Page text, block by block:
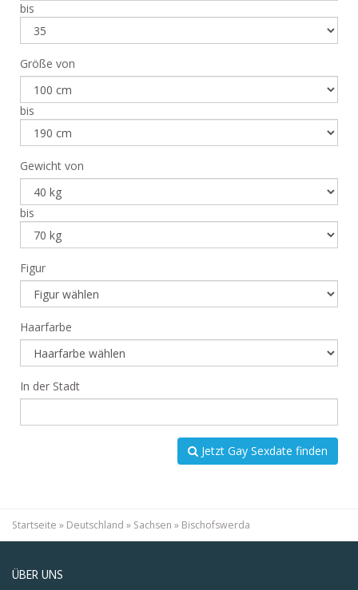
bis
Größe von
bis
Gewicht von
bis
Figur
Haarfarbe
In der Stadt
Jetzt Gay Sexdate finden
Startseite » Deutschland » Sachsen » Bischofswerda
ÜBER UNS